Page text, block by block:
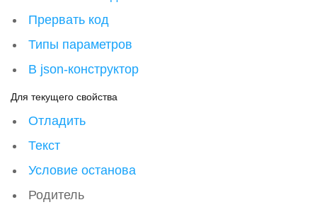
Прервать код
Типы параметров
В json-конструктор
Для текущего свойства
Отладить
Текст
Условие останова
Родитель